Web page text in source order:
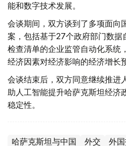
能和数字技术发展。
会谈期间，双方谈到了多项面向
案，包括基于27个政府部门数据
检查清单的企业监管自动化系统
经济因素对经济影响的经济增长
会谈结束后，双方同意继续推进
助人工智能提升哈萨克斯坦经济
稳定性。
哈萨克斯坦与中国 外交 外